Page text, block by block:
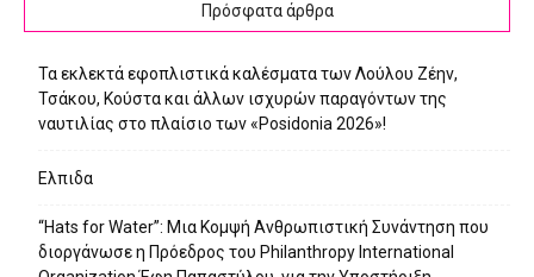
Πρόσφατα άρθρα
Τα εκλεκτά εφοπλιστικά καλέσματα των Λούλου Ζέην,
Τσάκου, Κούστα και άλλων ισχυρών παραγόντων της
ναυτιλίας στο πλαίσιο των «Posidonia 2026»!
Ελπιδα
“Hats for Water”: Μια Κομψή Ανθρωπιστική Συνάντηση που
διοργάνωσε η Πρόεδρος του Philanthropy International